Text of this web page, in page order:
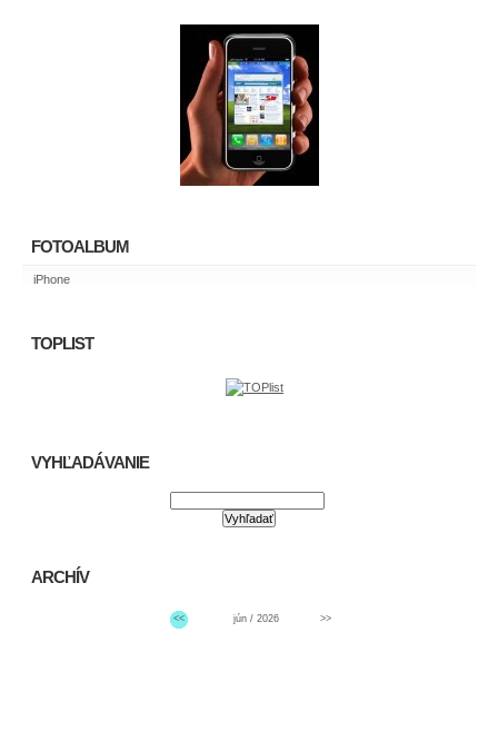
FOTOALBUM
iPhone
TOPLIST
VYHĽADÁVANIE
ARCHÍV
<< jún / 2026 >>